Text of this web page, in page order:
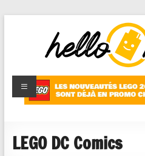
HelloBricks
Blog LEGO,
nouveaut�s
reviews
LEGO DC Comics